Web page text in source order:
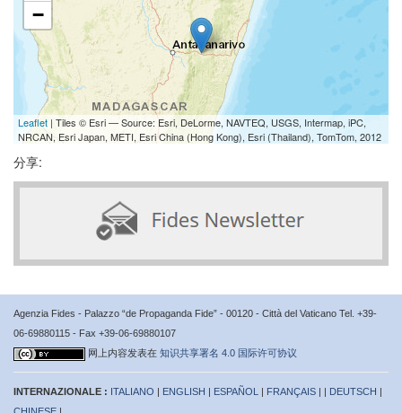
−
Leaflet | Tiles © Esri — Source: Esri, DeLorme, NAVTEQ, USGS, Intermap, iPC,
NRCAN, Esri Japan, METI, Esri China (Hong Kong), Esri (Thailand), TomTom, 2012
分享:
Agenzia Fides - Palazzo “de Propaganda Fide” - 00120 - Città del Vaticano Tel. +39-
06-69880115 - Fax +39-06-69880107
网上内容发表在 知识共享署名 4.0 国际许可协议
INTERNAZIONALE : ITALIANO | ENGLISH | ESPAÑOL | FRANÇAIS | | DEUTSCH |